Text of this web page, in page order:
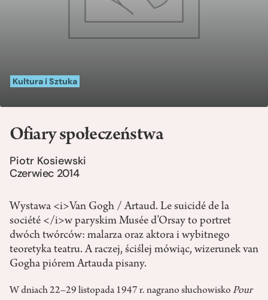
Kultura i Sztuka
Ofiary społeczeństwa
Piotr Kosiewski
Czerwiec 2014
Wystawa <i>Van Gogh / Artaud. Le suicidé de la
société </i>w paryskim Musée d’Orsay to portret
dwóch twórców: malarza oraz aktora i wybitnego
teoretyka teatru. A raczej, ściślej mówiąc, wizerunek van
Gogha piórem Artauda pisany.
W dniach 22–29 listopada 1947 r. nagrano słuchowisko Pour